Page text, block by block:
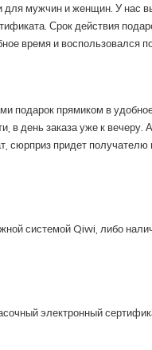
мужчин и женщин. У нас
Срок действия
время и воспользовался
подарок прямиком в
в день заказа уже к вечеру.
сюрприз придет получателю
системой Qiwi, либо
электронный